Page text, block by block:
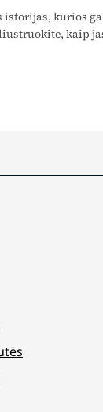
istorijas, kurios
kaip